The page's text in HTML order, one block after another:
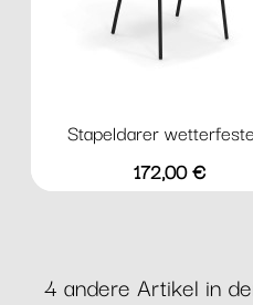
Stapeldarer
Preis
172,00 €
4 andere Artikel in